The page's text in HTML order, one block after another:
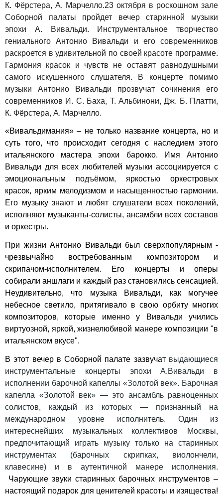
К. Фёрстера, А. Марчелло.23 октября в роскошном зале
Соборной палаты пройдет вечер старинной музыки
эпохи А. Вивальди. Инструментальное творчество
гениального Антонио Вивальди и его современников
раскроется в удивительной по своей красоте программе.
Гармония красок и чувств не оставят равнодушными
самого искушенного слушателя. В концерте помимо
музыки Антонио Вивальди прозвучат сочинения его
современников И. С. Баха, Т. Альбинони, Дж. Б. Платти,
К. Фёрстера, А. Марчелло.
«Вивальдимания» – не только название концерта, но и
суть того, что происходит сегодня с наследием этого
итальянского мастера эпохи барокко. Имя Антонио
Вивальди для всех любителей музыки ассоциируется с
эмоциональным подъёмом, яркостью оркестровых
красок, ярким мелодизмом и насыщенностью гармонии.
Его музыку знают и любят слушатели всех поколений,
исполняют музыканты-солисты, ансамбли всех составов
и оркестры.
При жизни Антонио Вивальди был сверхпопулярным -
чрезвычайно востребованным композитором и
скрипачом-исполнителем. Его концерты и оперы
собирали аншлаги и каждый раз становились сенсацией.
Неудивительно, что музыка Вивальди, как могучее
небесное светило, притягивало в свою орбиту многих
композиторов, которые именно у Вивальди учились
виртуозной, яркой, жизнелюбивой манере композиции "в
итальянском вкусе".
В этот вечер в Соборной палате зазвучат выдающиеся
инструментальные концерты эпохи А.Вивальди в
исполнении барочной капеллы «Золотой век». Барочная
капелла «Золотой век» — это ансамбль равноценных
солистов, каждый из которых — признанный на
международном уровне исполнитель. Один из
интереснейших музыкальных коллективов Москвы,
предпочитающий играть музыку только на старинных
инструментах (барочных скрипках, виолончели,
клавесине) и в аутентичной манере исполнения.
Чарующие звуки старинных барочных инструментов –
настоящий подарок для ценителей красоты и изящества!